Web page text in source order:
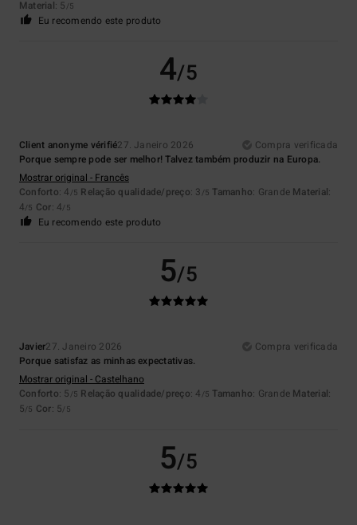
Material: 5 /5
Eu recomendo este produto
4/5
Client anonyme vérifié27. Janeiro 2026
Compra verificada
Porque sempre pode ser melhor! Talvez também produzir na Europa.
Mostrar original - Francês
Conforto: 4 /5 Relação qualidade/preço: 3 /5 Tamanho: Grande Material:
4/5 Cor: 4/5
Eu recomendo este produto
5/5
Javier27. Janeiro 2026
Compra verificada
Porque satisfaz as minhas expectativas.
Mostrar original - Castelhano
Conforto: 5 /5 Relação qualidade/preço: 4 /5 Tamanho: Grande Material:
5/5 Cor: 5/5
5/5